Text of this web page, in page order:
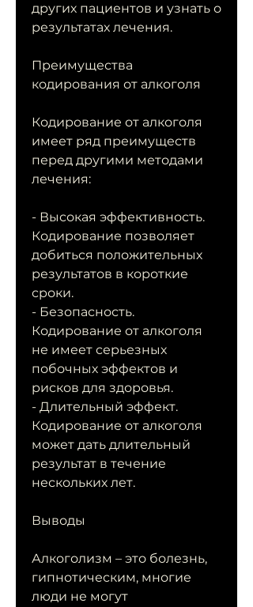
других пациентов и узнать о
результатах лечения.
Преимущества
кодирования от алкоголя
Кодирование от алкоголя
имеет ряд преимуществ
перед другими методами
лечения:
- Высокая эффективность.
Кодирование позволяет
добиться положительных
результатов в короткие
сроки.
- Безопасность.
Кодирование от алкоголя
не имеет серьезных
побочных эффектов и
рисков для здоровья.
- Длительный эффект.
Кодирование от алкоголя
может дать длительный
результат в течение
нескольких лет.
Выводы
Алкоголизм – это болезнь,
гипнотическим, многие
люди не могут